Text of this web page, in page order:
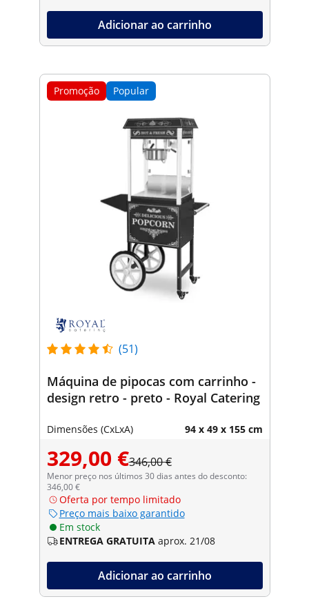
Adicionar ao carrinho
Promoção Popular
(51)
Máquina de pipocas com carrinho -
design retro - preto - Royal Catering
Dimensões (CxLxA) 94 x 49 x 155 cm
329,00 €346,00 €
Menor preço nos últimos 30 dias antes do desconto:
346,00 €
Oferta por tempo limitado
Preço mais baixo garantido
Em stock
ENTREGA GRATUITA aprox. 21/08
Adicionar ao carrinho